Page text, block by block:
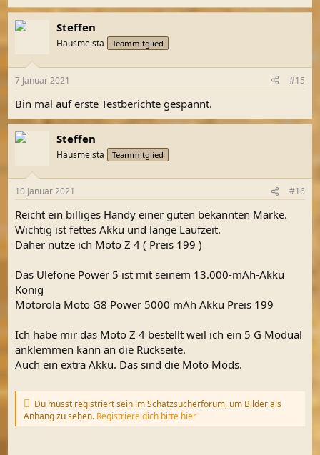
Steffen
Hausmeista Teammitglied
7 Januar 2021 #15
Bin mal auf erste Testberichte gespannt.
Steffen
Hausmeista Teammitglied
10 Januar 2021 #16
Reicht ein billiges Handy einer guten bekannten Marke.
Wichtig ist fettes Akku und lange Laufzeit.
Daher nutze ich Moto Z 4 ( Preis 199 )
Das Ulefone Power 5 ist mit seinem 13.000-mAh-Akku
König
Motorola Moto G8 Power 5000 mAh Akku Preis 199
Ich habe mir das Moto Z 4 bestellt weil ich ein 5 G Modual
anklemmen kann an die Rückseite.
Auch ein extra Akku. Das sind die Moto Mods.
Du musst registriert sein im Schatzsucherforum, um Bilder als
Anhang zu sehen. Registriere dich bitte hier